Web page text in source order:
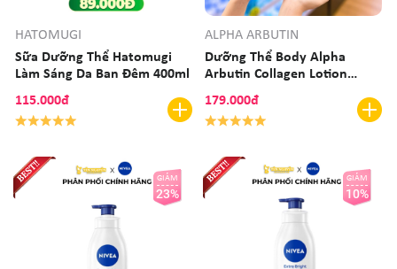
HATOMUGI
Sữa Dưỡng Thể Hatomugi
Làm Sáng Da Ban Đêm 400ml
115.000đ
ALPHA ARBUTIN
Dưỡng Thể Body Alpha
Arbutin Collagen Lotion
179.000đ
GIẢM
23%
GIẢM
10%